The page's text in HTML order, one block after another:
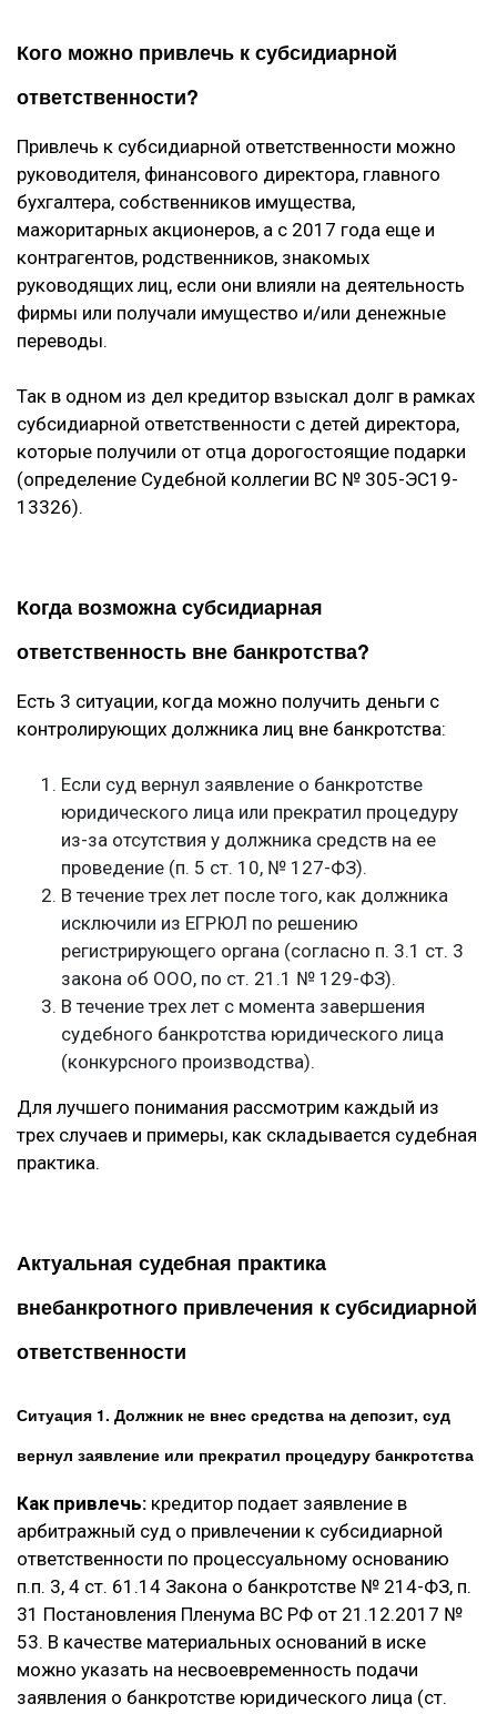
Кого можно привлечь к субсидиарной
ответственности?
Привлечь к субсидиарной ответственности можно
руководителя, финансового директора, главного
бухгалтера, собственников имущества,
мажоритарных акционеров, а с 2017 года еще и
контрагентов, родственников, знакомых
руководящих лиц, если они влияли на деятельность
фирмы или получали имущество и/или денежные
переводы.
Так в одном из дел кредитор взыскал долг в рамках
субсидиарной ответственности с детей директора,
которые получили от отца дорогостоящие подарки
(определение Судебной коллегии ВС № 305-ЭС19-
13326).
Когда возможна субсидиарная
ответственность вне банкротства?
Есть 3 ситуации, когда можно получить деньги с
контролирующих должника лиц вне банкротства:
Если суд вернул заявление о банкротстве
юридического лица или прекратил процедуру
из-за отсутствия у должника средств на ее
проведение (п. 5 ст. 10, № 127-ФЗ).
В течение трех лет после того, как должника
исключили из ЕГРЮЛ по решению
регистрирующего органа (согласно п. 3.1 ст. 3
закона об ООО, по ст. 21.1 № 129-ФЗ).
В течение трех лет с момента завершения
судебного банкротства юридического лица
(конкурсного производства).
Для лучшего понимания рассмотрим каждый из
трех случаев и примеры, как складывается судебная
практика.
Актуальная судебная практика
внебанкротного привлечения к субсидиарной
ответственности
Ситуация 1. Должник не внес средства на депозит, суд
вернул заявление или прекратил процедуру банкротства
Как привлечь: кредитор подает заявление в
арбитражный суд о привлечении к субсидиарной
ответственности по процессуальному основанию
п.п. 3, 4 ст. 61.14 Закона о банкротстве № 214-ФЗ, п.
31 Постановления Пленума ВС РФ от 21.12.2017 №
53. В качестве материальных оснований в иске
можно указать на несвоевременность подачи
заявления о банкротстве юридического лица (ст.